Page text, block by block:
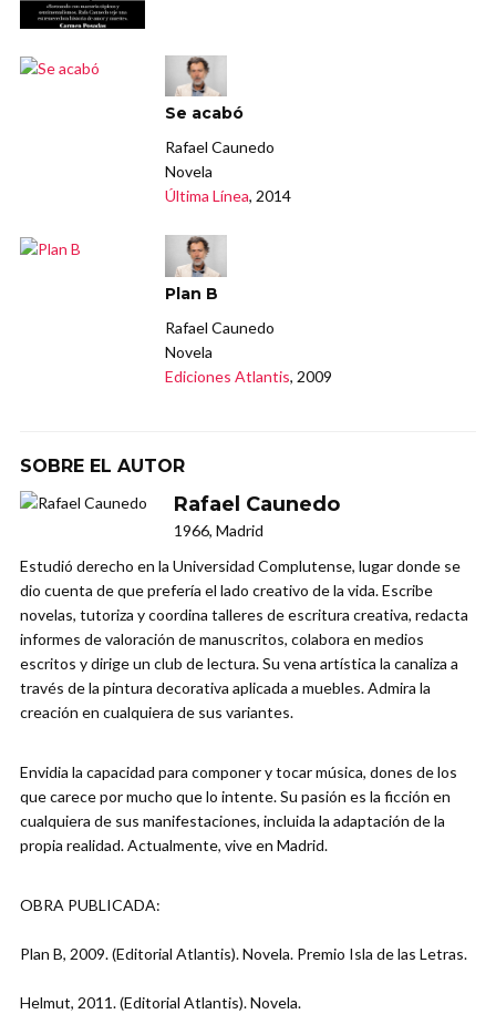
Se acabó
Rafael Caunedo
Novela
Última Línea, 2014
Plan B
Rafael Caunedo
Novela
Ediciones Atlantis, 2009
SOBRE EL AUTOR
Rafael Caunedo
1966, Madrid
Estudió derecho en la Universidad Complutense, lugar donde se
dio cuenta de que prefería el lado creativo de la vida. Escribe
novelas, tutoriza y coordina talleres de escritura creativa, redacta
informes de valoración de manuscritos, colabora en medios
escritos y dirige un club de lectura. Su vena artística la canaliza a
través de la pintura decorativa aplicada a muebles. Admira la
creación en cualquiera de sus variantes.
Envidia la capacidad para componer y tocar música, dones de los
que carece por mucho que lo intente. Su pasión es la ficción en
cualquiera de sus manifestaciones, incluida la adaptación de la
propia realidad. Actualmente, vive en Madrid.
OBRA PUBLICADA:
Plan B, 2009. (Editorial Atlantis). Novela. Premio Isla de las Letras.
Helmut, 2011. (Editorial Atlantis). Novela.